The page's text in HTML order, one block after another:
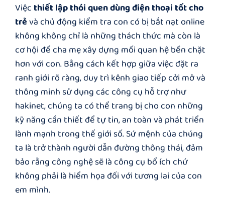
Việc thiết lập thói quen dùng điện thoại tốt cho
trẻvà chủ động kiểm tra con có bị bắt nạt online
không không chỉ là những thách thức mà còn là
cơ hội để cha mẹ xây dựng mối quan hệ bền chặt
hơn với con. Bằng cách kết hợp giữa việc đặt ra
ranh giới rõ ràng, duy trì kênh giao tiếp cởi mở và
thông minh sử dụng các công cụ hỗ trợ như
hakinet, chúng ta có thể trang bị cho con những
kỹ năng cần thiết để tự tin, an toàn và phát triển
lành mạnh trong thế giới số. Sứ mệnh của chúng
ta là trở thành người dẫn đường thông thái, đảm
bảo rằng công nghệ sẽ là công cụ bổ ích chứ
không phải là hiểm họa đối với tương lai của con
em mình.